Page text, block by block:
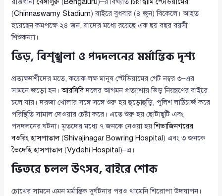
(Chinnaswamy Stadium) বাইরে বুধবার (৪ জুন) বিকেলে। আহত
হয়েছেন কমপক্ষে ২৪ জন, যাদের মধ্যে রয়েছে এক ছয় বছর বয়সী
শিশুকন্যা।
ভিড়, বিশৃঙ্খলা ও পদদলনের মর্মান্তিক দৃশ্য
প্রত্যক্ষদর্শীদের মতে, কয়েক লক্ষ মানুষ স্টেডিয়ামের গেট নম্বর ৩–এর
সামনে জড়ো হন।আরসিবিদলের আগমন প্রত্যাশায় ভিড় নিয়ন্ত্রণের বাইরে
চলে যায়। দরজা খোলার সঙ্গে সঙ্গে শুরু হয় হুড়োহুড়ি, পুলিশ লাঠিচার্জ করে
পরিস্থিতি সামাল দেওয়ার চেষ্টা করে। এতে শুরু হয় ছোটাছুটি এবং
পদদলনের ঘটনা। মৃতদের মধ্যে ৭ জনকে নেওয়া হয়শিভাজিনগরের
বওরিং হাসপাতাল(Shivajinagar Bowring Hospital) এবং ৩ জনকে
ভৈদেহি হাসপাতাল(Vydehi Hospital)–এ।
ভিতরে চলল উৎসব, বাইরে শোক
চোখের সামনে এমন মর্মান্তিক দুর্ঘটনার পরও থামেনি শিরোপা উদযাপন।